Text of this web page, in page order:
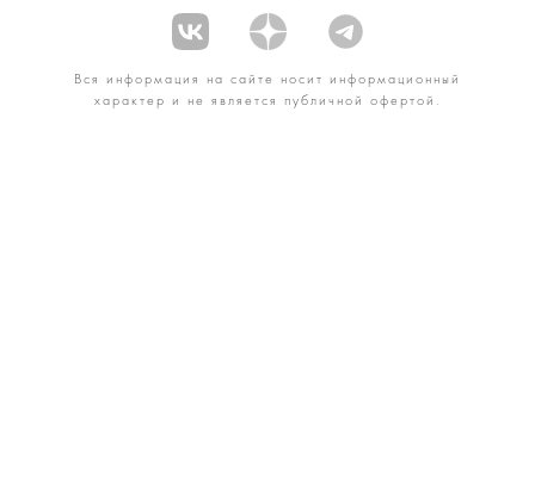
Вся информация на сайте носит информационный
характер и не является публичной офертой.